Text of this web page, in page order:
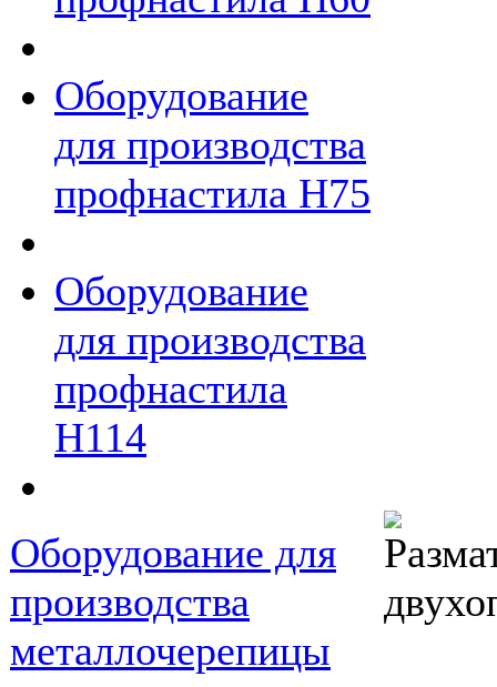
Оборудование
для производства
профнастила Н75
Оборудование
для производства
профнастила
Н114
Оборудование для
производства
металлочерепицы